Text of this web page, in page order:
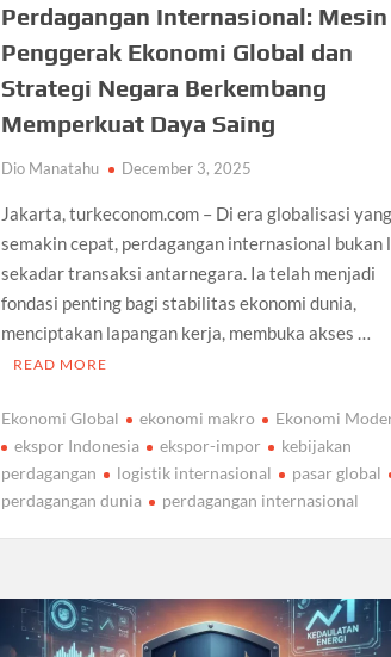
Perdagangan Internasional: Mesin
Penggerak Ekonomi Global dan
Strategi Negara Berkembang
Memperkuat Daya Saing
Dio Manatahu December 3, 2025
Jakarta, turkeconom.com – Di era globalisasi yang
semakin cepat, perdagangan internasional bukan
sekadar transaksi antarnegara. Ia telah menjadi
fondasi penting bagi stabilitas ekonomi dunia,
menciptakan lapangan kerja, membuka akses …
READ MORE
Ekonomi Global ekonomi makro
Ekonomi
ekspor Indonesia
ekspor-impor
kebijakan
perdagangan
logistik internasional
pasar global
perdagangan dunia
perdagangan internasional